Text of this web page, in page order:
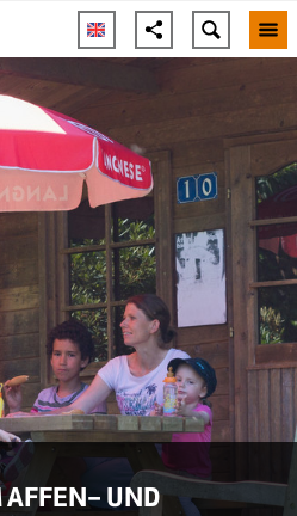
AFFEN- UND